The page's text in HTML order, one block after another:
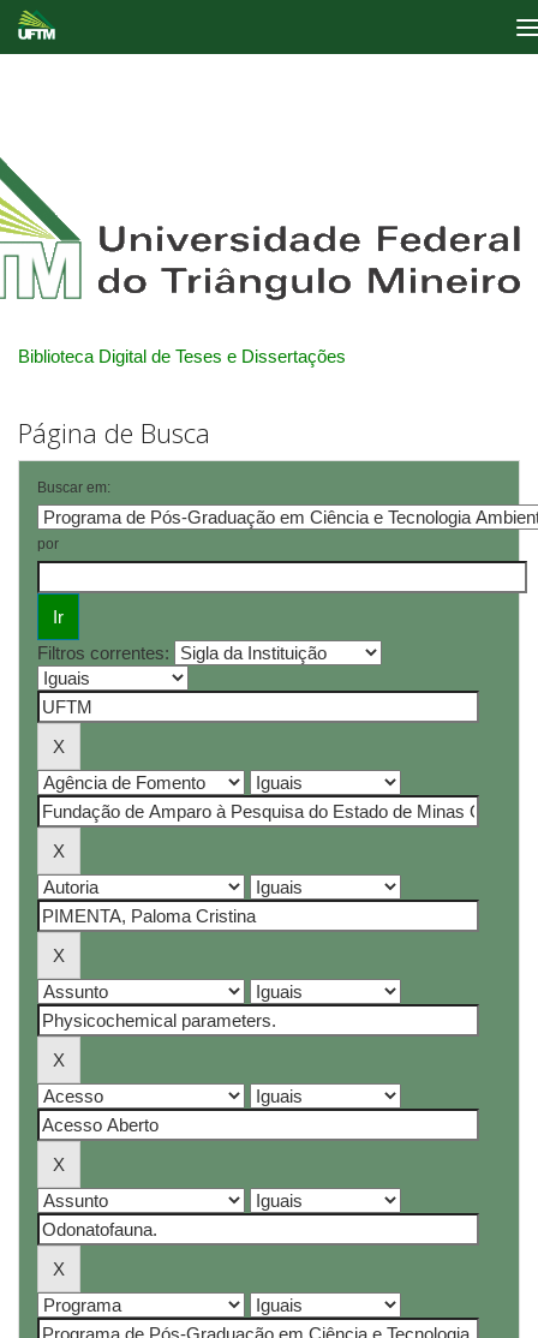
Biblioteca Digital de Teses e Dissertações
Página de Busca
Buscar em:
por
Filtros correntes: